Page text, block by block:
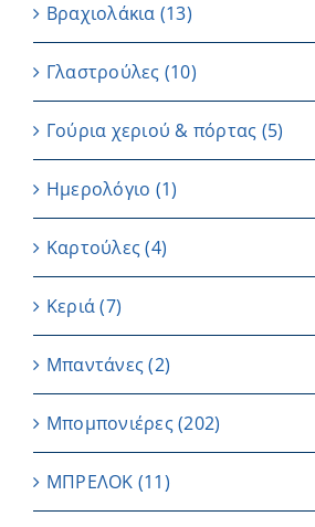
Βραχιολάκια (13)
Γλαστρούλες (10)
Γούρια χεριού & πόρτας (5)
Ημερολόγιο (1)
Καρτούλες (4)
Κεριά (7)
Μπαντάνες (2)
Μπομπονιέρες(202)
ΜΠΡΕΛΟΚ (11)